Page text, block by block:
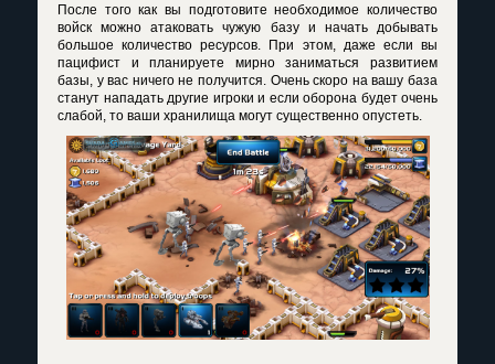
После того как вы подготовите необходимое количество
войск можно атаковать чужую базу и начать добывать
большое количество ресурсов. При этом, даже если вы
пацифист и планируете мирно заниматься развитием
базы, у вас ничего не получится. Очень скоро на вашу база
станут нападать другие игроки и если оборона будет очень
слабой, то ваши хранилища могут существенно опустеть.